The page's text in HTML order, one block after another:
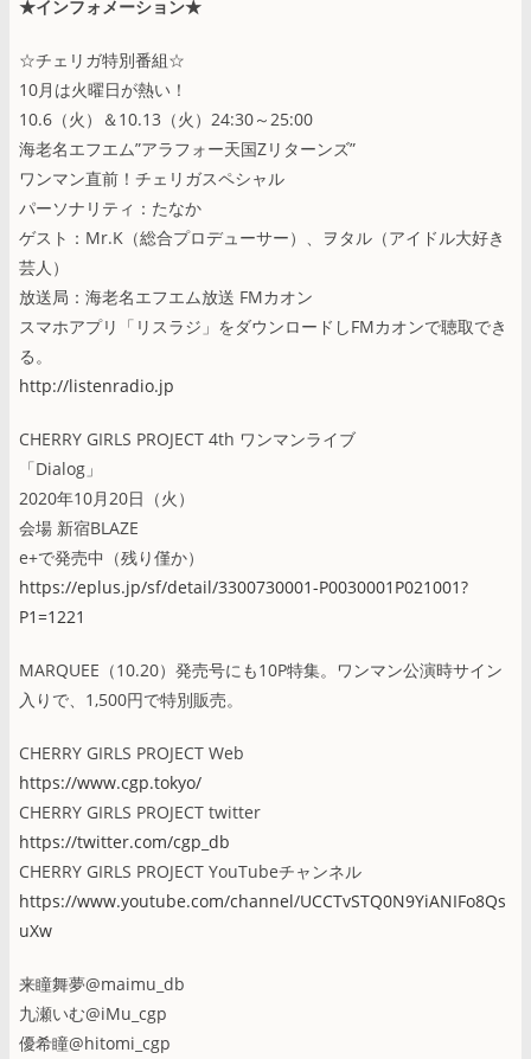
★インフォメーション★
☆チェリガ特別番組☆
10月は火曜日が熱い！
10.6（火）＆10.13（火）24:30～25:00
海老名エフエム”アラフォー天国Zリターンズ”
ワンマン直前！チェリガスペシャル
パーソナリティ：たなか
ゲスト：Mr.K（総合プロデューサー）、ヲタル（アイドル大好き
芸人）
放送局：海老名エフエム放送 FMカオン
スマホアプリ「リスラジ」をダウンロードしFMカオンで聴取でき
る。
http://listenradio.jp
CHERRY GIRLS PROJECT 4th ワンマンライブ
「Dialog」
2020年10月20日（火）
会場 新宿BLAZE
e+で発売中（残り僅か）
https://eplus.jp/sf/detail/3300730001-P0030001P021001?
P1=1221
MARQUEE（10.20）発売号にも10P特集。ワンマン公演時サイン
入りで、1,500円で特別販売。
CHERRY GIRLS PROJECT Web
https://www.cgp.tokyo/
CHERRY GIRLS PROJECT twitter
https://twitter.com/cgp_db
CHERRY GIRLS PROJECT YouTubeチャンネル
https://www.youtube.com/channel/UCCTvSTQ0N9YiANIFo8Qs
uXw
来瞳舞夢@maimu_db
九瀬いむ@iMu_cgp
優希瞳@hitomi_cgp